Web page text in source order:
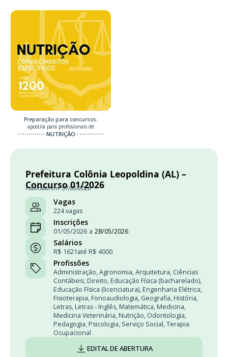
Preparação para concursos:
apostila para profissionais de
NUTRIÇÃO
Prefeitura Colônia Leopoldina (AL) –
Concurso 01/2026
Publicado em: 07/05/2026
Vagas
224 vagas
Inscrições
01/05/2026 a 28/05/2026
Salários
R$ 1621até R$ 4000
Profissões
Administração,Agronomia,Arquitetura, Ciências
Contábeis, Direito, Educação Física (bacharelado),
Educação Física (licenciatura), Engenharia Elétrica,
Fisioterapia, Fonoaudiologia, Geografia, História,
Letras, Letras - Inglês, Matemática, Medicina,
Medicina Veterinária, Nutrição, Odontologia,
Pedagogia, Psicologia, Serviço Social,Terapia
Ocupacional
EDITAL DE ABERTURA